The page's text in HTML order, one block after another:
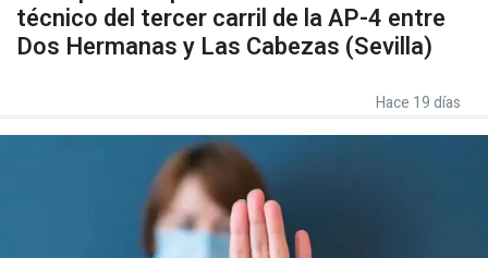
técnico del tercer carril de la AP-4 entre
Dos Hermanas y Las Cabezas (Sevilla)
Hace 19 días